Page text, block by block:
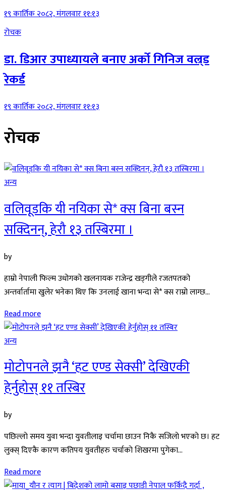
१९ कार्तिक २०८२, मंगलवार ११:१३
रोचक
डा. डिआर उपाध्यायले बनाए अर्को गिनिज वल्र्ड
रेकर्ड
१९ कार्तिक २०८२, मंगलवार ११:१३
रोचक
अन्य
वलिवूडकि यी नयिका से* क्स बिना बस्न
सक्दिनन्, हेरौ १३ तस्बिरमा ।
by
हाम्रो नेपाली फिल्म उधोगको खलनायक राजेन्द्र खड्गीले रजतपतको
अन्तर्वार्तामा खुलेर भनेका थिए कि उनलाई खाना भन्दा से* क्स राम्रो लाग्छ...
Read more
अन्य
मोटोपनले झनै ‘हट एण्ड सेक्सी’ देखिएकी
हेर्नुहोस् ११ तस्बिर
by
पछिल्लाे समय युवा भन्दा युवतीलाइ चर्चामा छाउन निकै सजिलाे भएकाे छ। हट
लुक्स् दिएकै कारण कतिपय युवतीहरु चर्चाकाे शिखरमा पुगेका...
Read more